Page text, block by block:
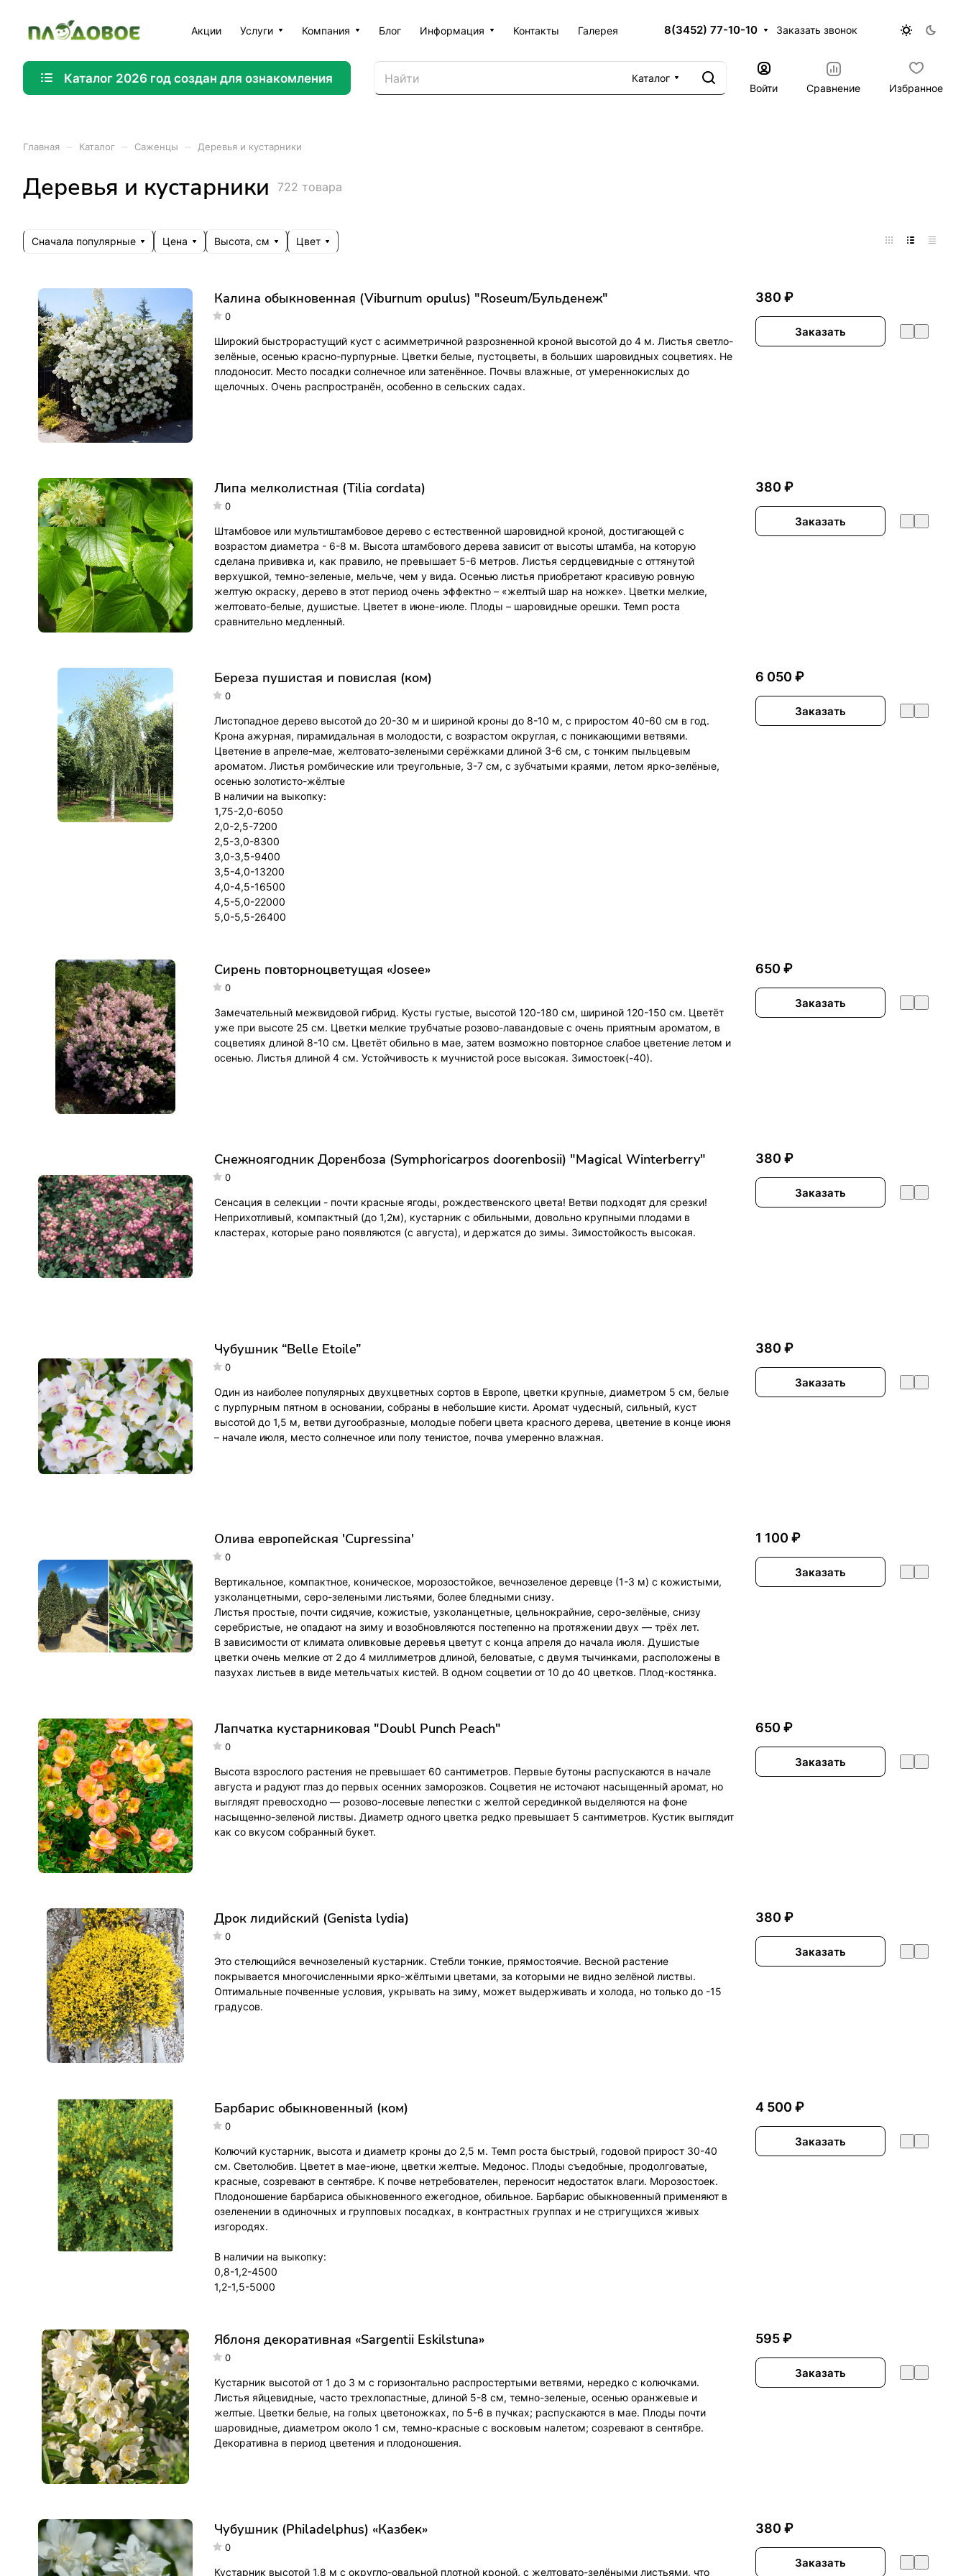
Акции Услуги Компания Блог Информация Контакты Галерея 8(3452) 77-10-10 Заказать звонок
Каталог 2026 год создан для ознакомления
Каталог
Войти
Сравнение Избранное
Главная Каталог Саженцы Деревья и кустарники
Деревья и кустарники 722 товара
Сначала популярные Цена Высота, см Цвет
Калина обыкновенная (Viburnum opulus) "Roseum/Бульденеж"
0
Широкий быстрорастущий куст с асимметричной разрозненной кроной высотой до 4 м. Листья светло-
зелёные, осенью красно-пурпурные. Цветки белые, пустоцветы, в больших шаровидных соцветиях. Не
плодоносит. Место посадки солнечное или затенённое. Почвы влажные, от умереннокислых до
щелочных. Очень распространён, особенно в сельских садах.
380 ₽
Заказать
Липа мелколистная (Tilia cordata)
0
Штамбовое или мультиштамбовое дерево с естественной шаровидной кроной, достигающей с
возрастом диаметра - 6-8 м. Высота штамбового дерева зависит от высоты штамба, на которую
сделана прививка и, как правило, не превышает 5-6 метров. Листья сердцевидные с оттянутой
верхушкой, темно-зеленые, мельче, чем у вида. Осенью листья приобретают красивую ровную
желтую окраску, дерево в этот период очень эффектно – «желтый шар на ножке». Цветки мелкие,
желтовато-белые, душистые. Цветет в июне-июле. Плоды – шаровидные орешки. Темп роста
сравнительно медленный.
380 ₽
Заказать
Береза пушистая и повислая (ком)
0
Листопадное дерево высотой до 20-30 м и шириной кроны до 8-10 м, с приростом 40-60 см в год.
Крона ажурная, пирамидальная в молодости, с возрастом округлая, с поникающими ветвями.
Цветение в апреле-мае, желтовато-зелеными серёжками длиной 3-6 см, с тонким пыльцевым
ароматом. Листья ромбические или треугольные, 3-7 см, с зубчатыми краями, летом ярко-зелёные,
осенью золотисто-жёлтые
В наличии на выкопку:
1,75-2,0-6050
2,0-2,5-7200
2,5-3,0-8300
3,0-3,5-9400
3,5-4,0-13200
4,0-4,5-16500
4,5-5,0-22000
5,0-5,5-26400
6 050 ₽
Заказать
Cирень повторноцветущая «Josee»
0
Замечательный межвидовой гибрид. Кусты густые, высотой 120-180 см, шириной 120-150 см. Цветёт
уже при высоте 25 см. Цветки мелкие трубчатые розово-лавандовые с очень приятным ароматом, в
соцветиях длиной 8-10 см. Цветёт обильно в мае, затем возможно повторное слабое цветение летом и
осенью. Листья длиной 4 см. Устойчивость к мучнистой росе высокая. Зимостоек(-40).
650 ₽
Заказать
Снежноягодник Доренбоза (Symphoricarpos doorenbosii) "Magical Winterberry"
0
Сенсация в селекции - почти красные ягоды, рождественского цвета! Ветви подходят для срезки!
Неприхотливый, компактный (до 1,2м), кустарник с обильными, довольно крупными плодами в
кластерах, которые рано появляются (с августа), и держатся до зимы. Зимостойкость высокая.
380 ₽
Заказать
Чубушник “Belle Etoile”
0
Один из наиболее популярных двухцветных сортов в Европе, цветки крупные, диаметром 5 см, белые
с пурпурным пятном в основании, собраны в небольшие кисти. Аромат чудесный, сильный, куст
высотой до 1,5 м, ветви дугообразные, молодые побеги цвета красного дерева, цветение в конце июня
– начале июля, место солнечное или полу тенистое, почва умеренно влажная.
380 ₽
Заказать
Олива европейская 'Cupressina'
0
Вертикальное, компактное, коническое, морозостойкое, вечнозеленое деревце (1-3 м) с кожистыми,
узколанцетными, серо-зелеными листьями, более бледными снизу.
Листья простые, почти сидячие, кожистые, узколанцетные, цельнокрайние, серо-зелёные, снизу
серебристые, не опадают на зиму и возобновляются постепенно на протяжении двух — трёх лет.
В зависимости от климата оливковые деревья цветут с конца апреля до начала июля. Душистые
цветки очень мелкие от 2 до 4 миллиметров длиной, беловатые, с двумя тычинками, расположены в
пазухах листьев в виде метельчатых кистей. В одном соцветии от 10 до 40 цветков. Плод-костянка.
1 100 ₽
Заказать
Лапчатка кустарниковая "Doubl Punch Peach"
0
Высота взрослого растения не превышает 60 сантиметров. Первые бутоны распускаются в начале
августа и радуют глаз до первых осенних заморозков. Соцветия не источают насыщенный аромат, но
выглядят превосходно — розово-лосевые лепестки с желтой серединкой выделяются на фоне
насыщенно-зеленой листвы. Диаметр одного цветка редко превышает 5 сантиметров. Кустик выглядит
как со вкусом собранный букет.
650 ₽
Заказать
Дрок лидийский (Genista lydia)
0
Это стелющийся вечнозеленый кустарник. Стебли тонкие, прямостоячие. Весной растение
покрывается многочисленными ярко-жёлтыми цветами, за которыми не видно зелёной листвы.
Оптимальные почвенные условия, укрывать на зиму, может выдерживать и холода, но только до -15
градусов.
380 ₽
Заказать
Барбарис обыкновенный (ком)
0
Колючий кустарник, высота и диаметр кроны до 2,5 м. Темп роста быстрый, годовой прирост 30-40
см. Светолюбив. Цветет в мае-июне, цветки желтые. Медонос. Плоды съедобные, продолговатые,
красные, созревают в сентябре. К почве нетребователен, переносит недостаток влаги. Морозостоек.
Плодоношение барбариса обыкновенного ежегодное, обильное. Барбарис обыкновенный применяют в
озеленении в одиночных и групповых посадках, в контрастных группах и не стригущихся живых
изгородях.
В наличии на выкопку:
0,8-1,2-4500
1,2-1,5-5000
4 500 ₽
Заказать
Яблоня декоративная «Sargentii Eskilstuna»
0
Кустарник высотой от 1 до 3 м с горизонтально распростертыми ветвями, нередко с колючками.
Листья яйцевидные, часто трехлопастные, длиной 5-8 см, темно-зеленые, осенью оранжевые и
желтые. Цветки белые, на голых цветоножках, по 5-6 в пучках; распускаются в мае. Плоды почти
шаровидные, диаметром около 1 см, темно-красные с восковым налетом; созревают в сентябре.
Декоративна в период цветения и плодоношения.
595 ₽
Заказать
Чубушник (Philadelphus) «Казбек»
0
Кустарник высотой 1,8 м с округло-овальной плотной кроной, с желтовато-зелёными листьями, что
380 ₽
Заказать